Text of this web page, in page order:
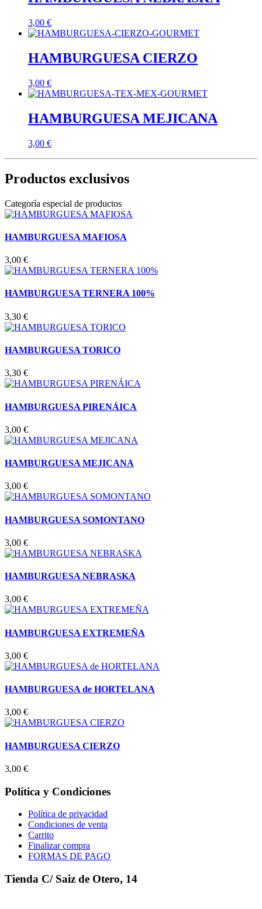
3,00 €
HAMBURGUESA CIERZO
3,00 €
HAMBURGUESA MEJICANA
3,00 €
Productos exclusivos
Categoría especial de productos
HAMBURGUESA MAFIOSA
3,00 €
HAMBURGUESA TERNERA 100%
3,30 €
HAMBURGUESA TORICO
3,30 €
HAMBURGUESA PIRENÁICA
3,00 €
HAMBURGUESA MEJICANA
3,00 €
HAMBURGUESA SOMONTANO
3,00 €
HAMBURGUESA NEBRASKA
3,00 €
HAMBURGUESA EXTREMEÑA
3,00 €
HAMBURGUESA de HORTELANA
3,00 €
HAMBURGUESA CIERZO
3,00 €
Política y Condiciones
Política de privacidad
Condiciones de venta
Carrito
Finalizar compra
FORMAS DE PAGO
Tienda C/ Saiz de Otero, 14